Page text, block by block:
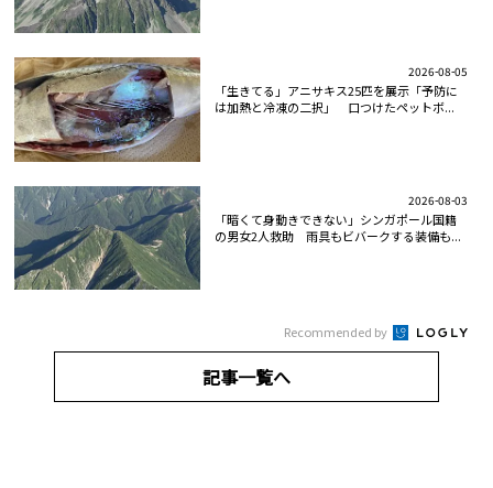
2026-08-05
「生きてる」アニサキス25匹を展示「予防に
は加熱と冷凍の二択」 口つけたペットボ...
2026-08-03
「暗くて身動きできない」シンガポール国籍
の男女2人救助 雨具もビバークする装備も...
Recommended by
記事一覧へ